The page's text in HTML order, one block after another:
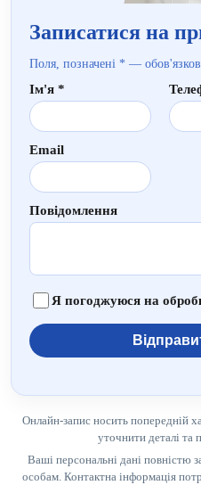
Записатися на
Поля, позначені * —
Ім'я *
Email
Повідомлення
Я погоджуюся на
Онлайн-запис носить попередній
уточнити деталі та
Ваші персональні дані повністю
особам. Контактна інформація